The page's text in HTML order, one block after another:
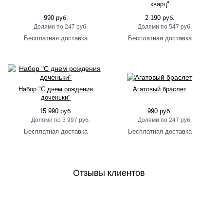
990 руб.
247 руб.
кварц"
2 190 руб.
547 руб.
Набор "С днем рождения
доченьки"
15 990 руб.
3 997 руб.
Агатовый браслет
990 руб.
247 руб.
Отзывы клиентов